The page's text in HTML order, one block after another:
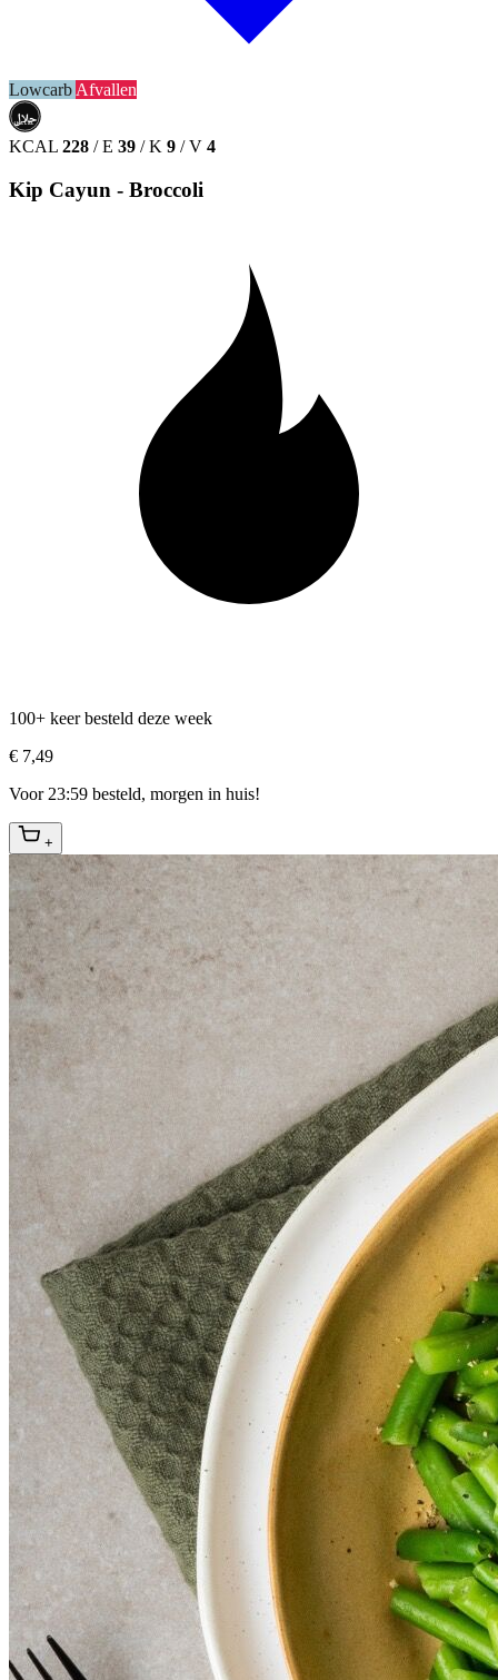
LowcarbAfvallen
حلال
HALAL
KCAL 228 / E 39 / K 9 / V 4
Kip Cayun - Broccoli
100+ keer besteld deze week
€ 7,49
Voor 23:59 besteld, morgen in huis!
+